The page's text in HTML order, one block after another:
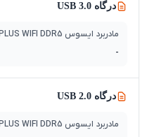
درگاه USB 3.0
مادربرد ایسوس TUF GAMING B860-PLUS WIFI DDR5
-
درگاه USB 2.0
مادربرد ایسوس TUF GAMING B860-PLUS WIFI DDR5